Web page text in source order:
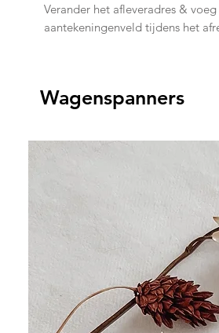
Verander het afleveradres &
aantekeningenveld tijdens het
Wagenspanners